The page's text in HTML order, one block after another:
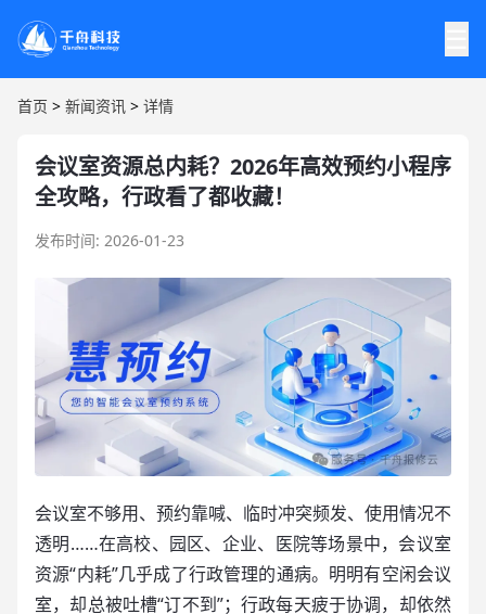
首页 > 新闻资讯 > 详情
会议室资源总内耗？2026年高效预约小程序
全攻略，行政看了都收藏！
发布时间: 2026-01-23
会议室不够用、预约靠喊、临时冲突频发、使用情况不
透明……在高校、园区、企业、医院等场景中，会议室
资源“内耗”几乎成了行政管理的通病。明明有空闲会议
室，却总被吐槽“订不到”；行政每天疲于协调，却依然